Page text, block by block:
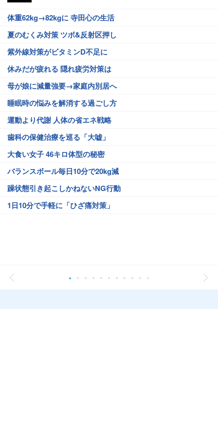
体重62kg→82kgに 寺田心の生活
夏のむくみ対策 ツボ&反射区押し
紫外線対策がビタミンD不足に
休みだが疲れる 隠れ疲労対策は
母が娘に減量強要→家庭内別居へ
睡眠時の悩みを解消する過ごし方
運動より代謝 人体の省エネ戦略
歯科の保健治療を巡る「大嘘」
大食い女子 46キロ体型の秘密
バランスボール毎日10分で20kg減
躁状態引き起こしかねないNG行動
1日10分で手軽に「ひざ痛対策」